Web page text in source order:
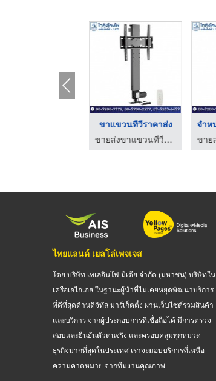
ขาแขวนทีวีราคาส่ง
ขายส่งขาแขวนทีวีนำเข้า
ไทยแลนด์ เยลโล่เพจเจส
โดย บริษัท เทเลอินโฟ มีเดีย จำกัด (มหาชน) บริษัทใน
เครือเอไอเอส ในฐานะผู้นำที่ไม่เคยหยุดพัฒนาบริการ
ที่ดีที่สุดด้านดิจิทัล มาร์เก็ตติ้ง ผ่านเว็บไซต์รวมสินค้า
และบริการ จากผู้ประกอบการที่เชื่อถือได้ มีการตรวจ
สอบและยืนยันตัวตนจริง และครอบคลุมทุกหมวด
ธุรกิจมากที่สุดในประเทศ เราจะมอบบริการที่เหนือ
ความคาดหมาย จากทีมงานคุณภาพ